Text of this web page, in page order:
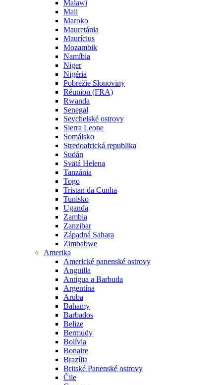
Malawi
Mali
Maroko
Mauretánia
Maurícius
Mozambik
Namíbia
Niger
Nigéria
Pobrežie Slonoviny
Réunion (FRA)
Rwanda
Senegal
Seychelské ostrovy
Sierra Leone
Somálsko
Stredoafrická republika
Sudán
Svätá Helena
Tanzánia
Togo
Tristan da Cunha
Tunisko
Uganda
Zambia
Zanzibar
Západná Sahara
Zimbabwe
Amerika
Americké panenské ostrovy
Anguilla
Antigua a Barbuda
Argentína
Aruba
Bahamy
Barbados
Belize
Bermudy
Bolívia
Bonaire
Brazília
Britské Panenské ostrovy
Čile